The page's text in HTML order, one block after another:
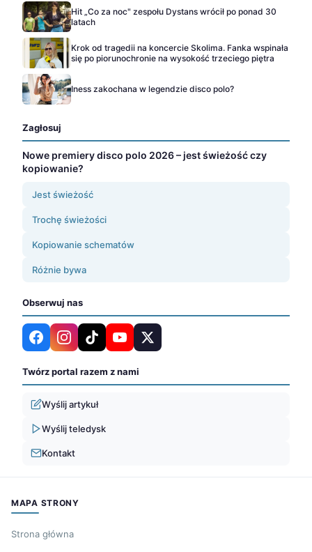
Hit „Co za noc" zespołu Dystans wrócił po ponad 30
latach
Krok od tragedii na koncercie Skolima. Fanka wspinała
się po piorunochronie na wysokość trzeciego piętra
Iness zakochana w legendzie disco polo?
Zagłosuj
Nowe premiery disco polo 2026 – jest świeżość czy
kopiowanie?
Jest świeżość
Trochę świeżości
Kopiowanie schematów
Różnie bywa
Obserwuj nas
Twórz portal razem z nami
Wyślij artykuł
Wyślij teledysk
Kontakt
MAPA STRONY
Strona główna